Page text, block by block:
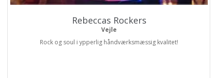
Rebeccas Rockers
Vejle
Rock og soul i ypperlig håndværksmæssig kvalitet!